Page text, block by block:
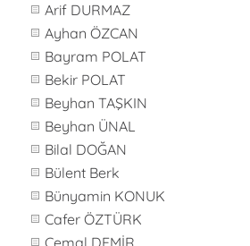
Arif DURMAZ
Ayhan ÖZCAN
Bayram POLAT
Bekir POLAT
Beyhan TAŞKIN
Beyhan ÜNAL
Bilal DOĞAN
Bülent Berk
Bünyamin KONUK
Cafer ÖZTÜRK
Cemal DEMİR